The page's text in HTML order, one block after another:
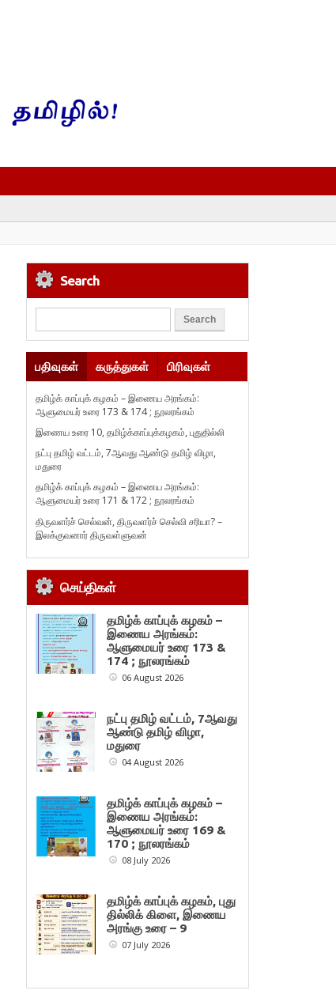
Search
பதிவுகள் கருத்துகள் பிரிவுகள்
தமிழ்க் காப்புக் கழகம் – இணைய அரங்கம்:
ஆளுமையர் உரை 173 & 174 ; நூலரங்கம்
இணைய உரை 10, தமிழ்க்காப்புக்கழகம், புதுதில்லி
நட்பு தமிழ் வட்டம், 7ஆவது ஆண்டு தமிழ் விழா,
மதுரை
தமிழ்க் காப்புக் கழகம் – இணைய அரங்கம்:
ஆளுமையர் உரை 171 & 172 ; நூலரங்கம்
திருவளர்ச் செல்வன், திருவளர்ச் செல்வி சரியா? –
இலக்குவனார் திருவள்ளுவன்
செய்திகள்
தமிழ்க் காப்புக் கழகம் –
இணைய அரங்கம்:
ஆளுமையர் உரை 173 &
174 ; நூலரங்கம்
06 August 2026
நட்பு தமிழ் வட்டம், 7ஆவது
ஆண்டு தமிழ் விழா,
மதுரை
04 August 2026
தமிழ்க் காப்புக் கழகம் –
இணைய அரங்கம்:
ஆளுமையர் உரை 169 &
170 ; நூலரங்கம்
08 July 2026
தமிழ்க் காப்புக் கழகம், புது
தில்லிக் கிளை, இணைய
அரங்கு உரை – 9
07 July 2026